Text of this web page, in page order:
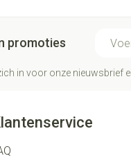
promoties
in voor onze nieuwsbrief